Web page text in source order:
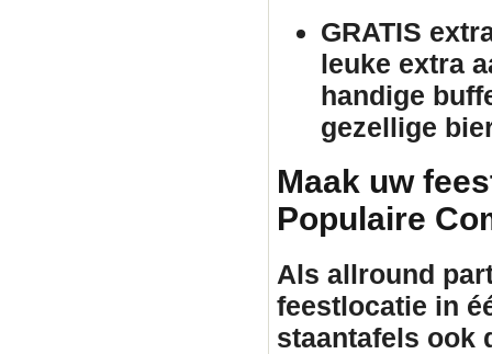
GRATIS
leuke extra
handige
gezellige
Maak uw
Populaire
Als allround
feestlocatie in
staantafels ook